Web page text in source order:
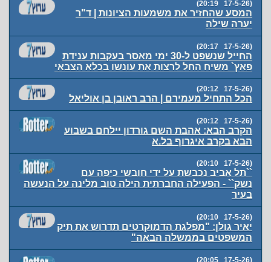
(17-5-26 20:19)
המסע שהחזיר את משמעות הציונות | ד"ר
יערה שילה
(17-5-26 20:17)
החייל שנשפט ל-30 ימי מאסר בעקבות ענידת
פאץ` משיח החל לרצות את עונשו בכלא הצבאי
(17-5-26 20:12)
הכל התחיל מעמירם | הרב ראובן בן אוליאל
(17-5-26 20:12)
הקרב הבא: אהבת השם גורדון יילחם בשבוע
הבא בקרב איגרוף בל.א
(17-5-26 20:10)
``תל אביב נכבשת על ידי חובשי כיפה עם
נשק`` - הפעילה החברתית הילה טוב מלינה על הנעשה
בעיר
(17-5-26 20:10)
יאיר גולן: ‏"מפלגת הדמוקרטים תדרוש את תיק
המשפטים בממשלה הבאה"
(17-5-26 20:05)